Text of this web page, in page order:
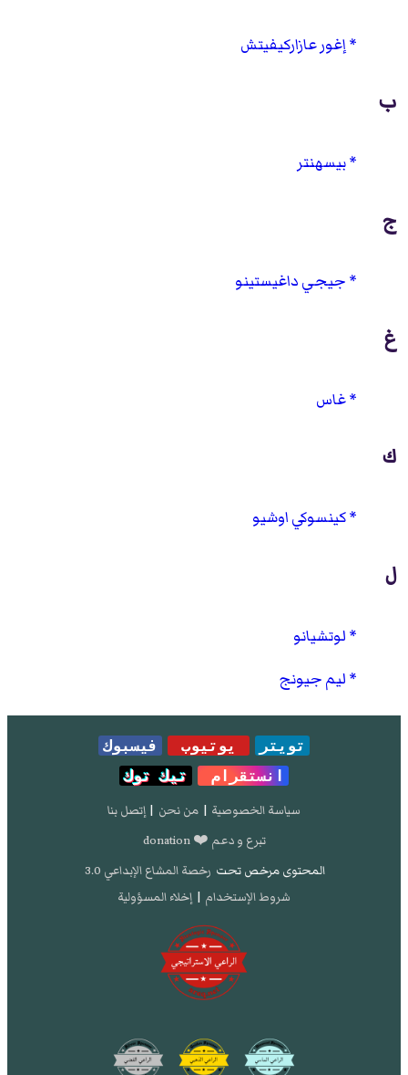
إغور عازاركيفيتش
ب
بيسهنتر
ج
جيجي داغيستينو
غ
غاس
ك
كينسوكي اوشيو
ل
لوتشيانو
ليم جيونج
تويتر يوتيوب
فيسبوك
انستقرام
تيك توك
سياسة الخصوصية | من نحن | إتصل بنا
تبرع و دعم ❤️ donation
المحتوى مرخص تحت رخصة المشاع الإبداعي 3.0
شروط الإستخدام | إخلاء المسؤولية